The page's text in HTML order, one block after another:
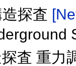
探査
査 重力